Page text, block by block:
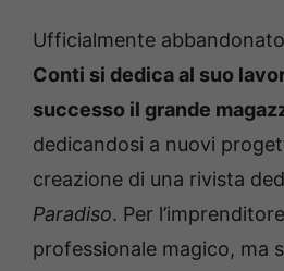
Ufficialmente
Conti si dedica al suo
successo il grande
dedicandosi a nuovi
creazione di una rivista
Paradiso. Per
professionale magico, ma